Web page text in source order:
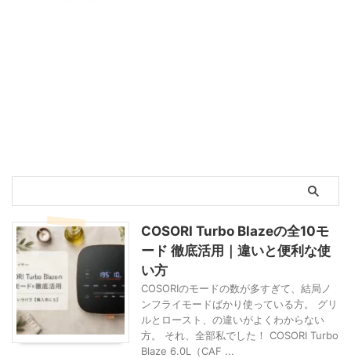
い）」のバッジがで
銀行のトップページ
に「Testsieger（テ
ストの勝者）」とで
かでかと書いてあっ
たり。 最初は「ほ
んまかいな」と疑っ
ていましたが、調べ
るうちにこれはドイ
ツ国民の消費行動に
根付いた、かなり本
COSORI Turbo Blazeの全10モ
ード 徹底活用｜違いと便利な使
い方
COSORIのモードの数が多すぎて、結局ノ
ンフライモードばかり使っている方。 グリ
ルとロースト、の違いがよくわからない
方。 それ、全部私でした！ COSORI Turbo
Blaze 6.0L（CAF ...